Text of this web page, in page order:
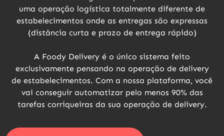
uma operação logística totalmente diferente de
estabelecimentos onde as entregas são expressas
(distância curta e prazo de entrega rápido)
A Foody Delivery é o único sistema feito
exclusivamente pensando na operação de delivery
de estabelecimentos. Com a nossa plataforma, você
vai conseguir automatizar pelo menos 90% das
tarefas corriqueiras da sua operação de delivery.